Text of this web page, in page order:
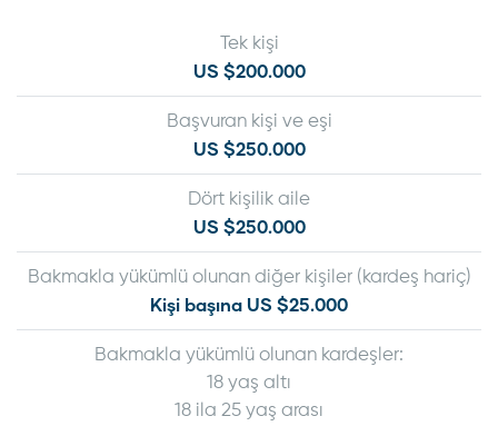
Tek kişi
US $200.000
Başvuran kişi ve eşi
US $250.000
Dört kişilik aile
US $250.000
Bakmakla yükümlü olunan diğer kişiler (kardeş hariç)
Kişi başına US $25.000
Bakmakla yükümlü olunan kardeşler:
18 yaş altı
18 ila 25 yaş arası